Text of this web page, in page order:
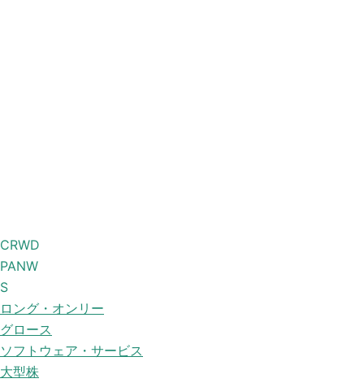
CRWD
PANW
S
ロング・オンリー
グロース
ソフトウェア・サービス
大型株